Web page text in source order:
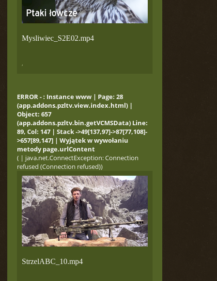
Mysliwiec_S2E02.mp4
,
ERROR - : Instance www | Page: 28
(app.addons.pzltv.view.index.html) |
Object: 657
(app.addons.pzltv.bin.getVCMSData) Line:
89, Col: 147 | Stack ->49[137,97]->87[77,108]-
>657[89,147] | Wyjątek w wywołaniu
metody page.urlContent
( | java.net.ConnectException: Connection
refused (Connection refused))
StrzelABC_10.mp4